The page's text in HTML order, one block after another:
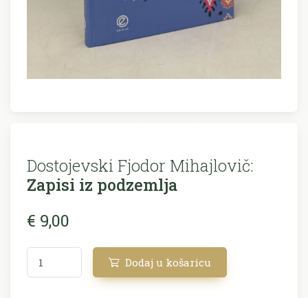
Dostojevski Fjodor Mihajlovič:
Zapisi iz podzemlja
€ 9,00
Dodaj u košaricu